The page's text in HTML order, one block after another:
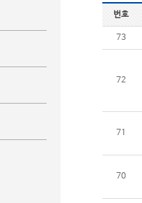
번호
73
72
71
70